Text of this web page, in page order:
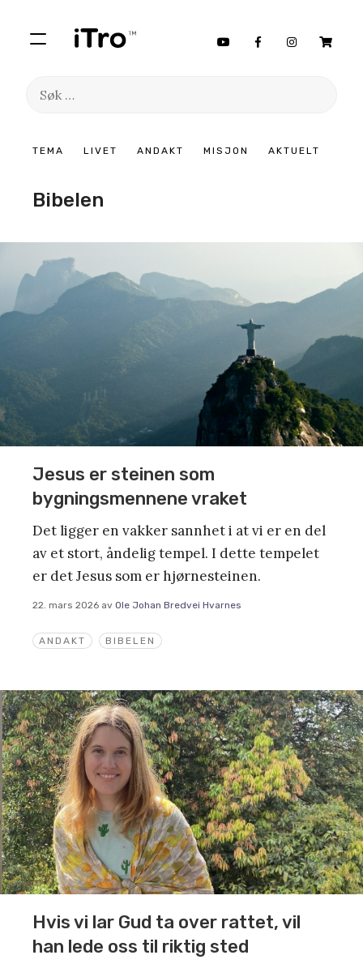
TEMA LIVET ANDAKT MISJON AKTUELT
Søk
Bibelen
ANDAKT BIBELEN
Jesus er steinen som
bygningsmennene vraket
Det ligger en vakker sannhet i at vi er en del
av et stort, åndelig tempel. I dette tempelet
er det Jesus som er hjørnesteinen.
22. mars 2026 av Ole Johan Bredvei Hvarnes
Hvis vi lar Gud ta over rattet, vil
han lede oss til riktig sted